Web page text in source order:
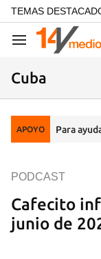
common.go-to-
TEMAS
Navegación
Cuba
APOYO Para
Cafecito
junio de
PODCAST